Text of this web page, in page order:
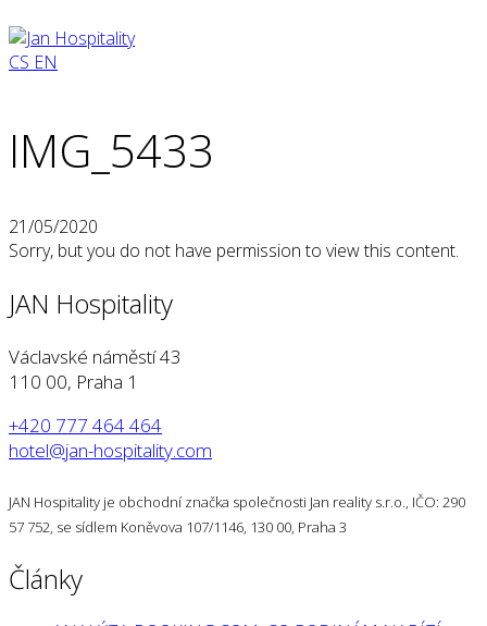
CS EN
IMG_5433
21/05/2020
Sorry, but you do not have permission to view this content.
JAN Hospitality
Václavské náměstí 43
110 00, Praha 1
+420 777 464 464
hotel@jan-hospitality.com
JAN Hospitality je obchodní značka společnosti Jan reality s.r.o., IČO: 290
57 752, se sídlem Koněvova 107/1146, 130 00, Praha 3
Články